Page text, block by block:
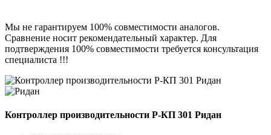
Мы не гарантируем 100% совместимости аналогов.
Сравнение носит рекомендательный характер. Для
подтверждения 100% совместимости требуется консультация
специалиста !!!
Контроллер производительности Р-КП 301 Ридан